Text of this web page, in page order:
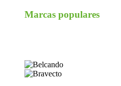
Marcas populares